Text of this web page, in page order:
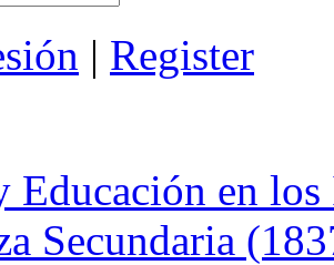
| Register
Educación en
Secundaria